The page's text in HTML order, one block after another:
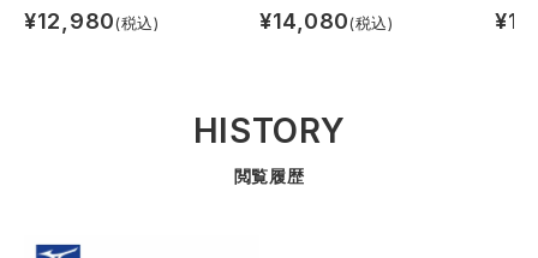
¥12,980(税込) ¥14,080(税込) ¥
HISTORY
閲覧履歴